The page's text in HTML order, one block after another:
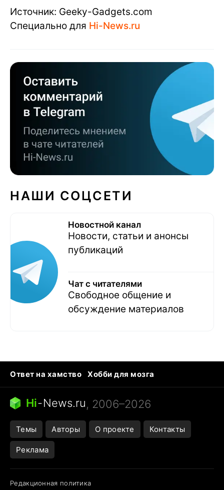
Источник: Geeky-Gadgets.com
Специально для Hi-News.ru
НАШИ СОЦСЕТИ
Новостной канал
Новости, статьи и анонсы
публикаций
Чат с читателями
Свободное общение и
обсуждение материалов
Ответ на хамство
Хобби для мозга
Бензин 100 и 95
Тунцы в океанариуме
Следующая пандемия
Hi-News.ru, 2006–2026
Темы Авторы О проекте Контакты
Реклама
Редакционная политика